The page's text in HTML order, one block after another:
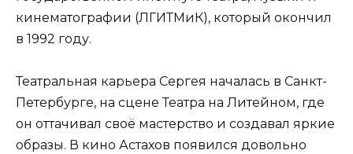
кинематографии (ЛГИТМиК), который окончил
в 1992 году.
Театральная карьера Сергея началась в Санкт-
Петербурге, на сцене Театра на Литейном, где
он оттачивал своё мастерство и создавал яркие
образы. В кино Астахов появился довольно